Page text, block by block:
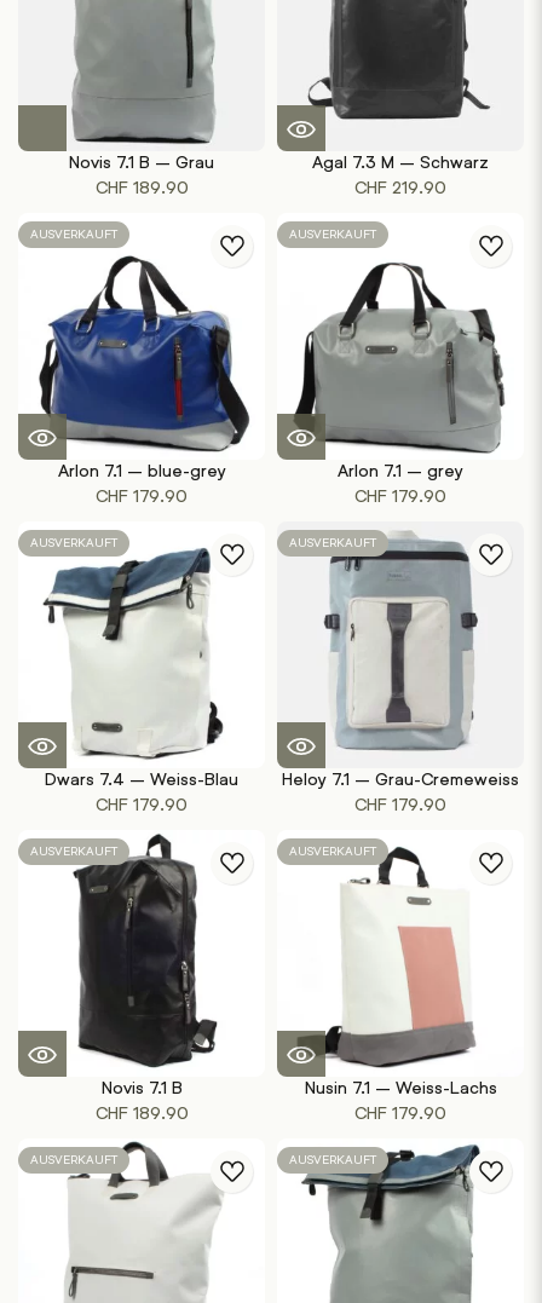
Novis 7.1 B – Grau
CHF189.90
Agal 7.3 M – Schwarz
CHF 219.90
AUSVERKAUFT
Arlon 7.1 – blue-grey
CHF 179.90
AUSVERKAUFT
Arlon 7.1 – grey
CHF 179.90
AUSVERKAUFT
Dwars 7.4 – Weiss-Blau
CHF 179.90
AUSVERKAUFT
Heloy 7.1 – Grau-Cremeweiss
CHF 179.90
AUSVERKAUFT
Novis 7.1 B
CHF189.90
AUSVERKAUFT
Nusin 7.1 – Weiss-Lachs
CHF 179.90
AUSVERKAUFT AUSVERKAUFT